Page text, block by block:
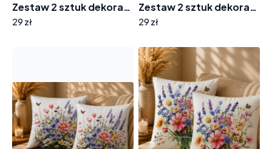
Zestaw 2 sztuk dekoracyjnych poszewek na poduszki 40x40cm PF-259 wrzosy w koszyczku
29 zł
Zestaw 2 sztuk dekoracyjnych poszewek na poduszki 40x40cm PF-175 kolorowe kwiaty w koszyku
29 zł